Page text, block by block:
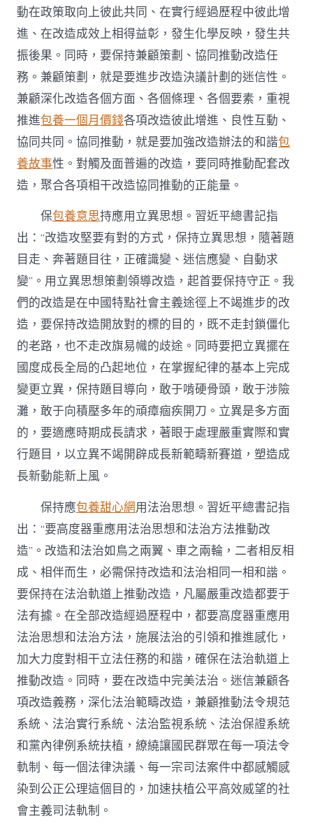
動在政策取向上彼此共同、在實行經過歷程中彼此增
進、在改造成效上相得益彰，發生化學反映，發生共
振後果。同時，要保持兼顧策劃、協同推動改造任
務。兼顧策劃，就是要進步改造決議計劃的迷信性。
兼顧深化改造各個方面、各個條理、各個要素，重視
推進包養一個月價錢各項改造彼此增進、良性互動、
協同共同。協同推動，就是要加強改造辦法的和諧包
養故事性。對觸及面普遍的改造，要同時推動配套改
造，聚合各項相干改造協同推動的正能量。
保包養意思持應用立異思想。習近平總書記指
出：“改造攻堅要有對的方式，保持立異思想，隨著題
目走、奔著題目往，正確識變、迷信應變、自動求
變”。用立異思想策劃領導改造，起首要保持守正。我
們的改造是在中國特點社會主義途徑上不竭進步的改
造，要保持改造開放對的標的目的，既不走封鎖僵化
的老路，也不走改旗易幟的歧途。同時要把立異擺在
國度成長全局的凸起地位，在掌握紀律的基本上完成
變更立異，保持題目導向，敢于啃硬骨頭，敢于涉險
灘，敢于向積壓多年的頑瘴痼疾開刀。立異是多方面
的，要適應時期成長請求，著眼于處理嚴重實際和實
行題目，以立異不竭開辟成長新範疇新賽道，塑造成
長新動能新上風。
保持應包養甜心網用法治思想。習近平總書記指
出：“要高度器重應用法治思想和法治方法推動改
造”。改造和法治如鳥之兩翼、車之兩輪，二者相反相
成、相伴而生，必需保持改造和法治相同一相和諧。
要保持在法治軌道上推動改造，凡屬嚴重改造都要于
法有據。在全部改造經過歷程中，都要高度器重應用
法治思想和法治方法，施展法治的引領和推進感化，
加大力度對相干立法任務的和諧，確保在法治軌道上
推動改造。同時，要在改造中完美法治。迷信兼顧各
項改造義務，深化法治範疇改造，兼顧推動法令規范
系統、法治實行系統、法治監視系統、法治保證系統
和黨內律例系統扶植，繚繞讓國民群眾在每一項法令
軌制、每一個法律決議、每一宗司法案件中都感觸感
染到公正公理這個目的，加速扶植公平高效威望的社
會主義司法軌制。